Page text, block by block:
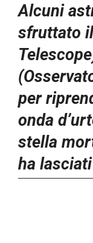
Alcuni
sfruttato il
per
onda
stella
ha